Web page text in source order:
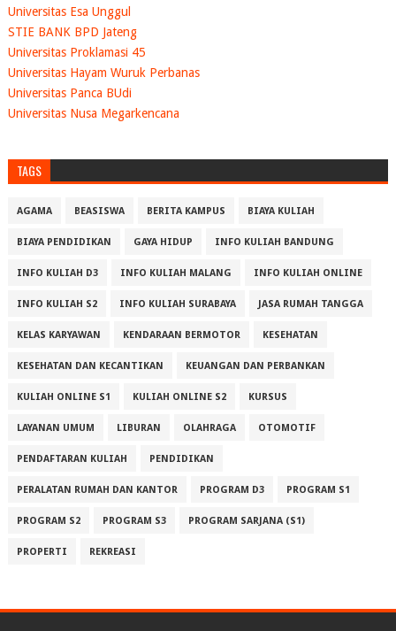
Universitas Esa Unggul
STIE BANK BPD Jateng
Universitas Proklamasi 45
Universitas Hayam Wuruk Perbanas
Universitas Panca BUdi
Universitas Nusa Megarkencana
TAGS
AGAMA BEASISWA BERITA KAMPUS BIAYA KULIAH
BIAYA PENDIDIKAN GAYA HIDUP INFO KULIAH BANDUNG
INFO KULIAH D3 INFO KULIAH MALANG INFO KULIAH ONLINE
INFO KULIAH S2 INFO KULIAH SURABAYA JASA RUMAH TANGGA
KELAS KARYAWAN KENDARAAN BERMOTOR KESEHATAN
KESEHATAN DAN KECANTIKAN KEUANGAN DAN PERBANKAN
KULIAH ONLINE S1 KULIAH ONLINE S2 KURSUS
LAYANAN UMUM LIBURAN OLAHRAGA OTOMOTIF
PENDAFTARAN KULIAH PENDIDIKAN
PERALATAN RUMAH DAN KANTOR PROGRAM D3 PROGRAM S1
PROGRAM S2 PROGRAM S3 PROGRAM SARJANA (S1)
PROPERTI REKREASI